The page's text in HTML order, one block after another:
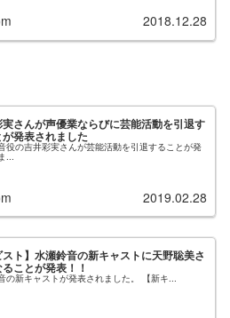
2018.12.28
さんが声優業ならびに芸能活動を引退す
発表されました
役の吉井彩実さんが芸能活動を引退することが発
...
2019.02.28
スト】水瀬鈴音の新キャストに天野聡美さ
ことが発表！！
の新キャストが発表されました。 【新キ...